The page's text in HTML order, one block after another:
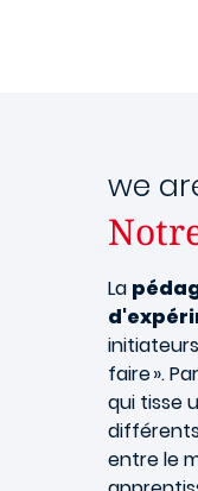
we
La
faire ».
qui tisse
entre le